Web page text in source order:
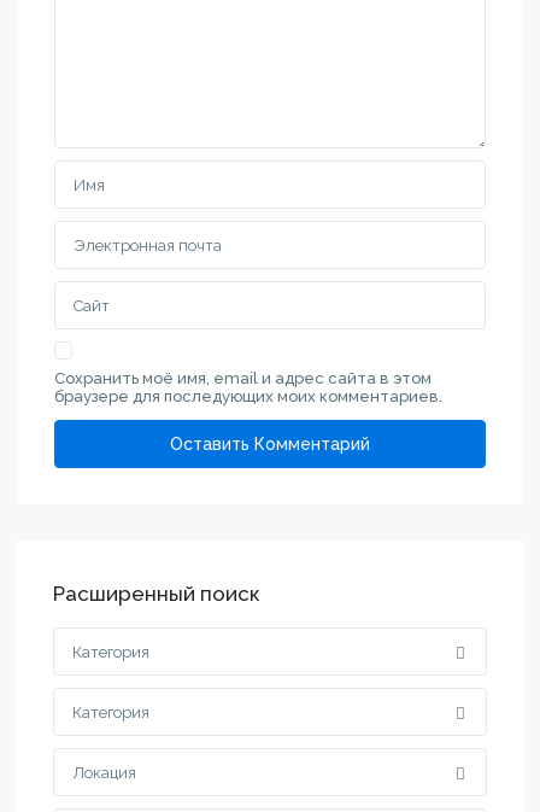
Сохранить моё имя, email и адрес сайта в этом
браузере для последующих моих комментариев.
Расширенный поиск
Категория
Категория
Локация